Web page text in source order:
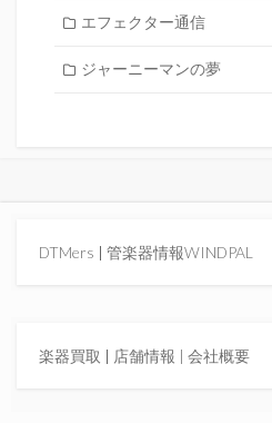
エフェクター通信
ジャーニーマンの夢
DTMers | 管楽器情報WINDPAL
楽器買取 | 店舗情報 | 会社概要